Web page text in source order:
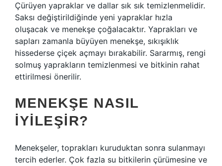
Çürüyen yapraklar ve dallar sık ​​sık temizlenmelidir.
Saksı değiştirildiğinde yeni yapraklar hızla
oluşacak ve menekşe çoğalacaktır. Yaprakları ve
sapları zamanla büyüyen menekşe, sıkışıklık
hissederse çiçek açmayı bırakabilir. Sararmış, rengi
solmuş yaprakların temizlenmesi ve bitkinin rahat
ettirilmesi önerilir.
MENEKŞE NASIL
IYILEŞIR?
Menekşeler, toprakları kuruduktan sonra sulanmayı
tercih ederler. Çok fazla su bitkilerin çürümesine ve